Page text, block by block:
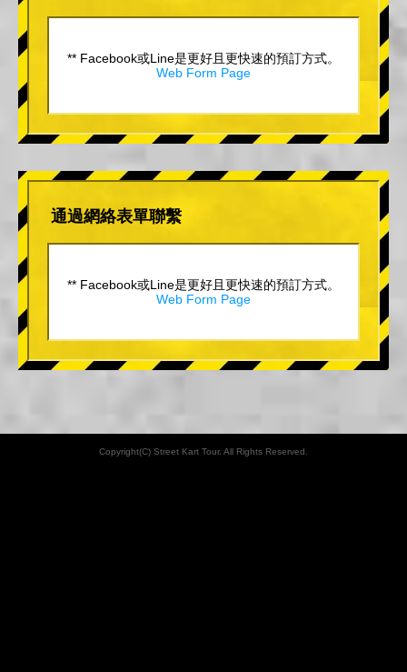
** Facebook或Line是更好且更快速的預訂方式。
Web Form Page
通過網絡表單聯繫
** Facebook或Line是更好且更快速的預訂方式。
Web Form Page
Copyright(C) Street Kart Tour. All Rights Reserved.